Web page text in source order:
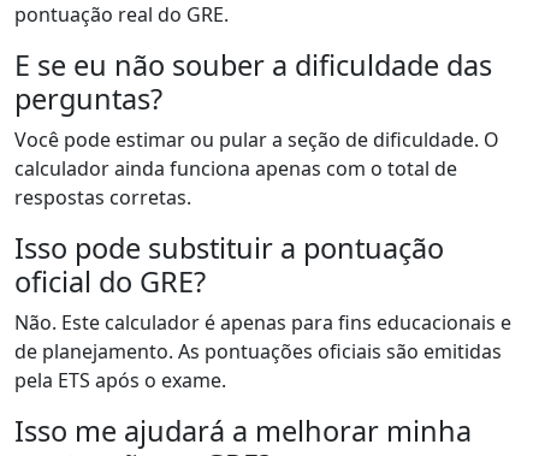
pontuação real do GRE.
E se eu não souber a dificuldade das
perguntas?
Você pode estimar ou pular a seção de dificuldade. O
calculador ainda funciona apenas com o total de
respostas corretas.
Isso pode substituir a pontuação
oficial do GRE?
Não. Este calculador é apenas para fins educacionais e
de planejamento. As pontuações oficiais são emitidas
pela ETS após o exame.
Isso me ajudará a melhorar minha